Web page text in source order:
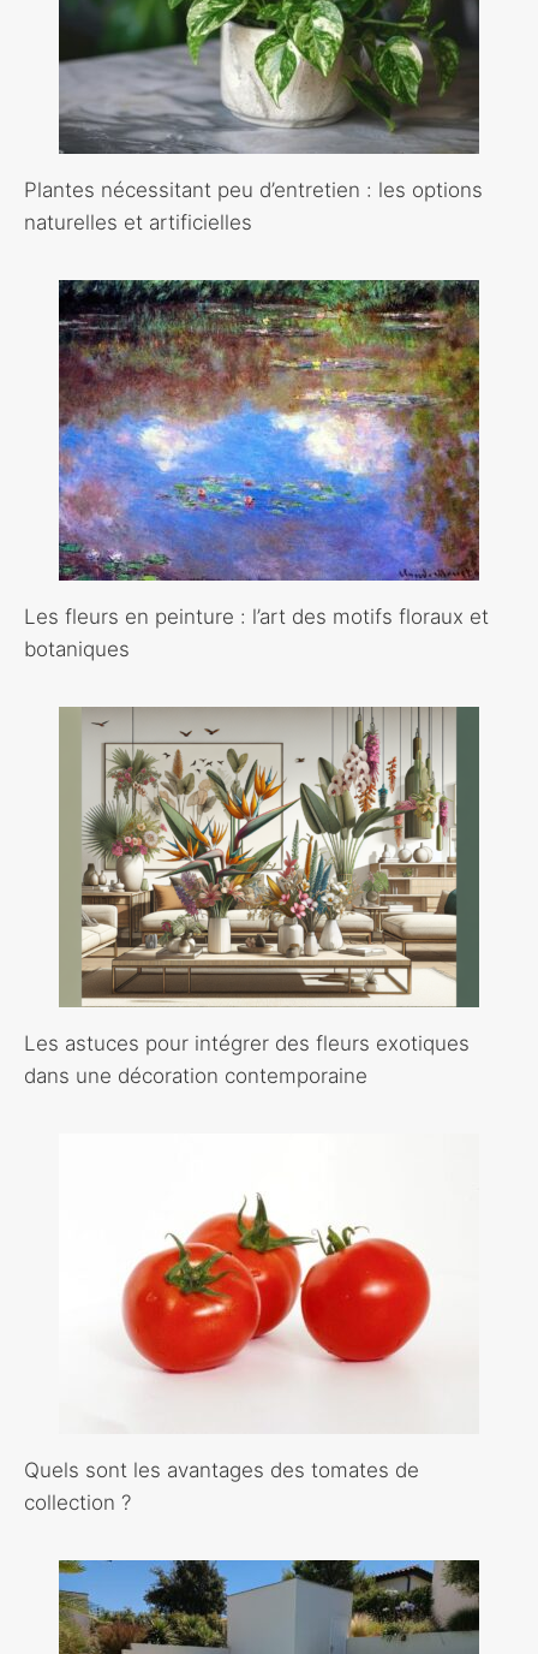
Plantes nécessitant peu d’entretien : les options
naturelles et artificielles
Les fleurs en peinture : l’art des motifs floraux et
botaniques
Les astuces pour intégrer des fleurs exotiques
dans une décoration contemporaine
Quels sont les avantages des tomates de
collection ?